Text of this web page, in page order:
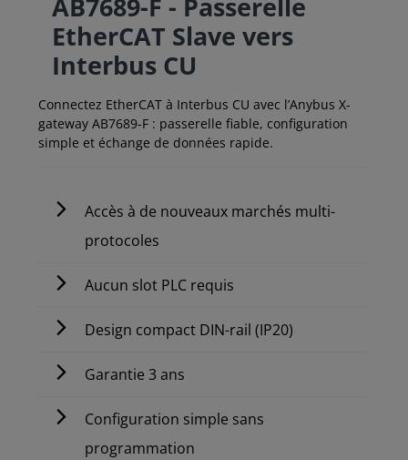
AB7689-F - Passerelle
EtherCAT Slave vers
Interbus CU
Connectez EtherCAT à Interbus CU avec l’Anybus X-
gateway AB7689-F : passerelle fiable, configuration
simple et échange de données rapide.
Accès à de nouveaux marchés multi-
protocoles
Aucun slot PLC requis
Design compact DIN-rail (IP20)
Garantie 3 ans
Configuration simple sans
programmation